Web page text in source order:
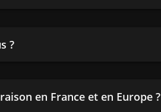
?
en France et en Europe ?